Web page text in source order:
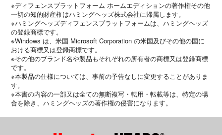
※ディフェンスプラットフォーム ホームエディションの著作権その他
一切の知的財産権はハミングヘッズ株式会社に帰属します。
※ハミングヘッズディフェンスプラットフォームは、ハミングヘッズ
の登録商標です。
※Windows は、米国 Microsoft Corporation の米国及びその他の国に
おける商標又は登録商標です。
※その他のブランド名や製品もそれぞれの所有者の商標又は登録商標
です。
※本製品の仕様については、事前の予告なしに変更することがありま
す。
※本書の内容の一部又は全ての無断複写・転用・転載等は、特定の場
合を除き、ハミングヘッズの著作権の侵害になります。